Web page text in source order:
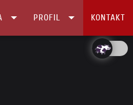
PROFIL KONTAKT